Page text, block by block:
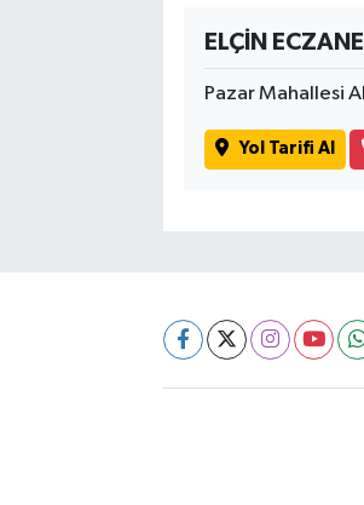
ELÇİN
Pazar Mahallesi
Yol Tarifi Al